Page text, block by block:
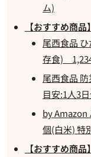
ム)
【おすすめ商
尾西食品
存食) 1,234
尾西食品
目安:1人3
by Amazon
個(白米) 特
【おすすめ商